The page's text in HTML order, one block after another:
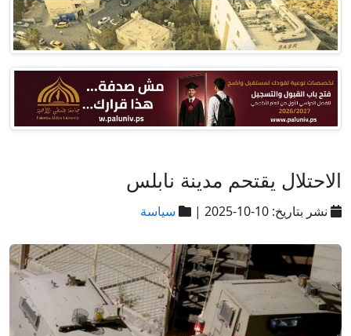
الاحتلال يقتحم مدينة نابلس
نشر بتاريخ: 10-10-2025 | سياسة